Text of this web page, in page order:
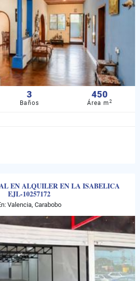
3
Baños
450
Área m2
EN ALQUILER EN LA ISABELICA
EJL-10257172
Valencia, Carabobo